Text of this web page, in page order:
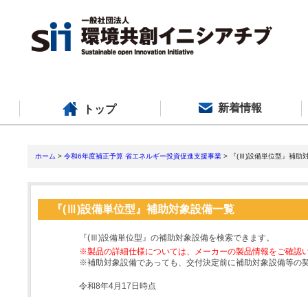
トップ 新着情報
ホーム > 令和6年度補正予算 省エネルギー投資促進支援事業 > 『(Ⅲ)設備単位型』補助
『(Ⅲ)設備単位型』補助対象設備一覧
『(Ⅲ)設備単位型』の補助対象設備を検索できます。
※製品の詳細仕様については、メーカーの製品情報をご確認
※補助対象設備であっても、交付決定前に補助対象設備等の
令和8年4月17日時点